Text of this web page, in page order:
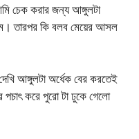
চেক করার জন্য আঙ্গুলটা
তারপর কি বলব মেয়ের আসল
আঙ্গুলটা অর্ধেক বের করতেই
করে পুরো টা ঢুকে গেলো